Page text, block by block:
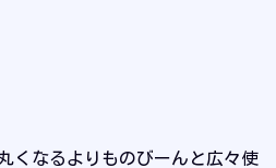
くなるよりものびーんと広々使